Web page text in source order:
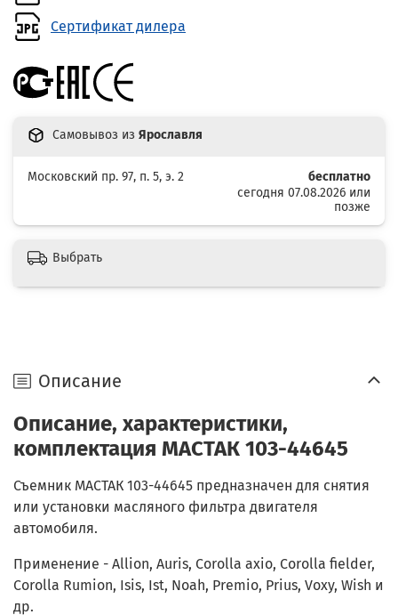
Сертификат дилера
Самовывоз из Ярославля
Московский пр. 97, п. 5, э. 2
бесплатно
сегодня 07.08.2026 или
позже
Выбрать
Описание
Описание, характеристики,
комплектация МАСТАК 103-44645
Съемник МАСТАК 103-44645 предназначен для снятия
или установки масляного фильтра двигателя
автомобиля.
Применение - Allion, Auris, Corolla axio, Corolla fielder,
Corolla Rumion, Isis, Ist, Noah, Premio, Prius, Voxy, Wish и
др.